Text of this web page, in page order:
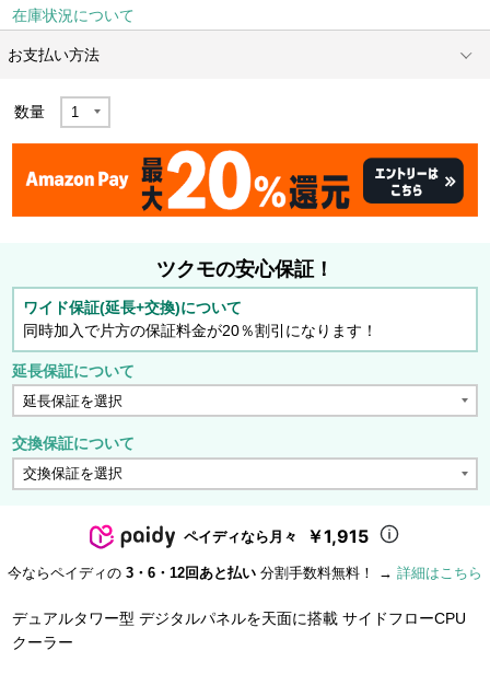
在庫状況について
お支払い方法
数量
ツクモの安心保証！
ワイド保証(延長+交換)について
同時加入で片方の保証料金が20％割引になります！
延長保証について
交換保証について
ペイディなら月々 ￥1,915
今ならペイディの 3・6・12回あと払い 分割手数料無料！ → 詳細はこちら
デュアルタワー型 デジタルパネルを天面に搭載 サイドフローCPU
クーラー